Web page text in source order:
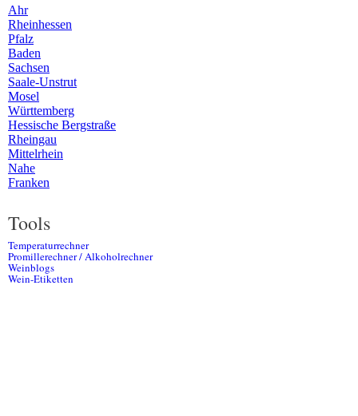
Ahr
Rheinhessen
Pfalz
Baden
Sachsen
Saale-Unstrut
Mosel
Württemberg
Hessische Bergstraße
Rheingau
Mittelrhein
Nahe
Franken
Tools
Temperaturrechner
Promillerechner / Alkoholrechner
Weinblogs
Wein-Etiketten